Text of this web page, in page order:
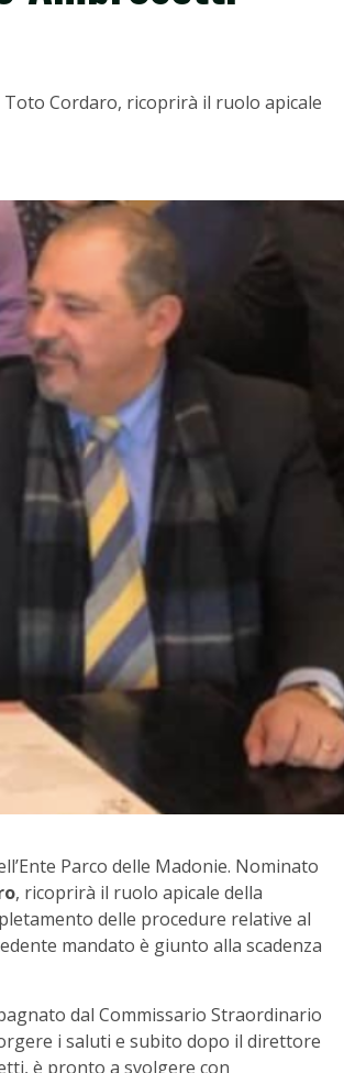
Cordaro, ricoprirà il ruolo apicale
Parco delle Madonie. Nominato
, ricoprirà il ruolo apicale della
delle procedure relative al
mandato è giunto alla scadenza
dal Commissario Straordinario
i saluti e subito dopo il direttore
è pronto a svolgere con